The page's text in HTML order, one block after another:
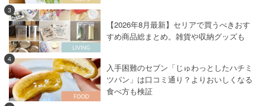
3
【2026年8月最新】セリアで買うべきおす
すめ商品総まとめ。雑貨や収納グッズも
4
入手困難のセブン「じゅわっとしたハチミ
ツパン」は口コミ通り？よりおいしくなる
食べ方も検証